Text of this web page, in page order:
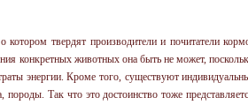
котором твердят производители и почитатели
конкретных животных она быть не может,
энергии. Кроме того, существуют
породы. Так что это достоинство тоже